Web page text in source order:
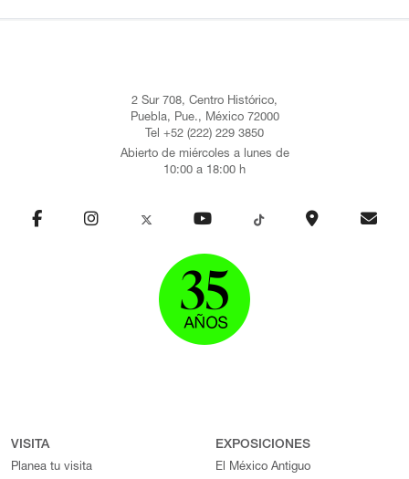
2 Sur 708, Centro Histórico,
Puebla, Pue., México 72000
Tel +52 (222) 229 3850
Abierto de miércoles a lunes de
10:00 a 18:00 h
VISITA
Planea tu visita
EXPOSICIONES
El México Antiguo